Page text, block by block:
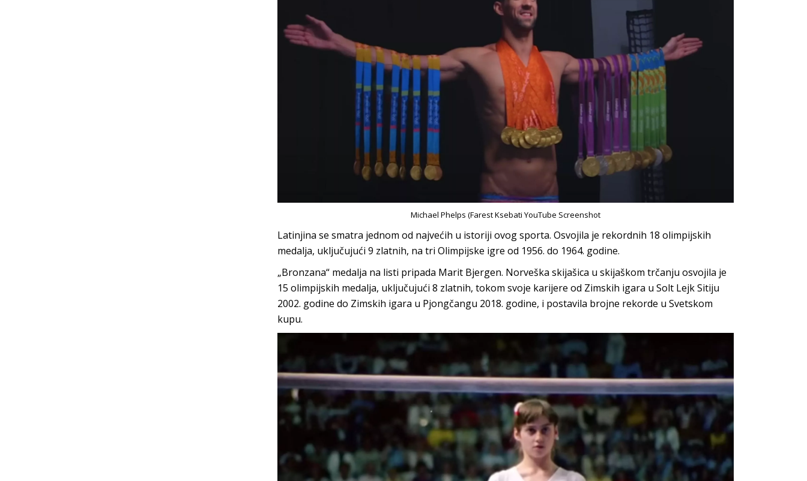
Michael Phelps (Farest Ksebati YouTube Screenshot
Latinjina se smatra jednom od najvećih u istoriji ovog sporta. Osvojila je rekordnih 18 olimpijskih
medalja, uključujući 9 zlatnih, na tri Olimpijske igre od 1956. do 1964. godine.
„Bronzana“ medalja na listi pripada Marit Bjergen. Norveška skijašica u skijaškom trčanju osvojila je
15 olimpijskih medalja, uključujući 8 zlatnih, tokom svoje karijere od Zimskih igara u Solt Lejk Sitiju
2002. godine do Zimskih igara u Pjongčangu 2018. godine, i postavila brojne rekorde u Svetskom
kupu.